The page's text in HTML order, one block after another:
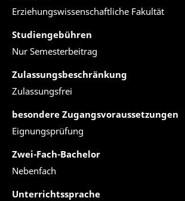
Erziehungswissenschaftliche Fakultät
Studiengebühren
Nur Semesterbeitrag
Zulassungsbeschränkung
Zulassungsfrei
besondere Zugangsvoraussetzungen
Eignungsprüfung
Zwei-Fach-Bachelor
Nebenfach
Unterrichtssprache